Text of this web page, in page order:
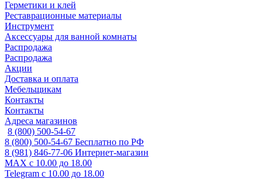
Герметики и клей
Реставрационные материалы
Инструмент
Аксессуары для ванной комнаты
Распродажа
Распродажа
Акции
Доставка и оплата
Мебельщикам
Контакты
Контакты
Адреса магазинов
8 (800) 500-54-67
8 (800) 500-54-67 Бесплатно по РФ
8 (981) 846-77-06 Интернет-магазин
MAX с 10.00 до 18.00
Telegram с 10.00 до 18.00